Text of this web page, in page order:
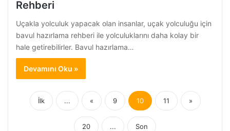
Rehberi
Uçakla yolculuk yapacak olan insanlar, uçak yolculuğu için
bavul hazırlama rehberi ile yolculuklarını daha kolay bir
hale getirebilirler. Bavul hazırlama…
Devamını Oku »
İlk ... « 9 10 11 »
20 ... Son